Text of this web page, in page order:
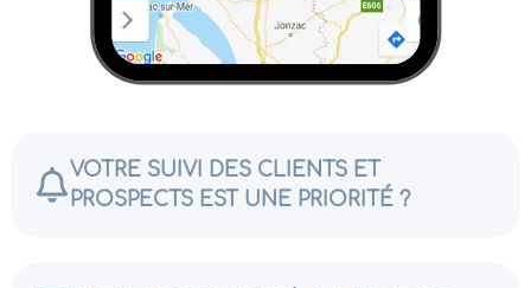
VOTRE SUIVI DES CLIENTS ET
PROSPECTS EST UNE PRIORITÉ ?